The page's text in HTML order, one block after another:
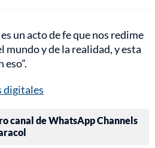
un acto de fe que nos redime
mundo y de la realidad, y esta
digitales
canal de WhatsApp Channels